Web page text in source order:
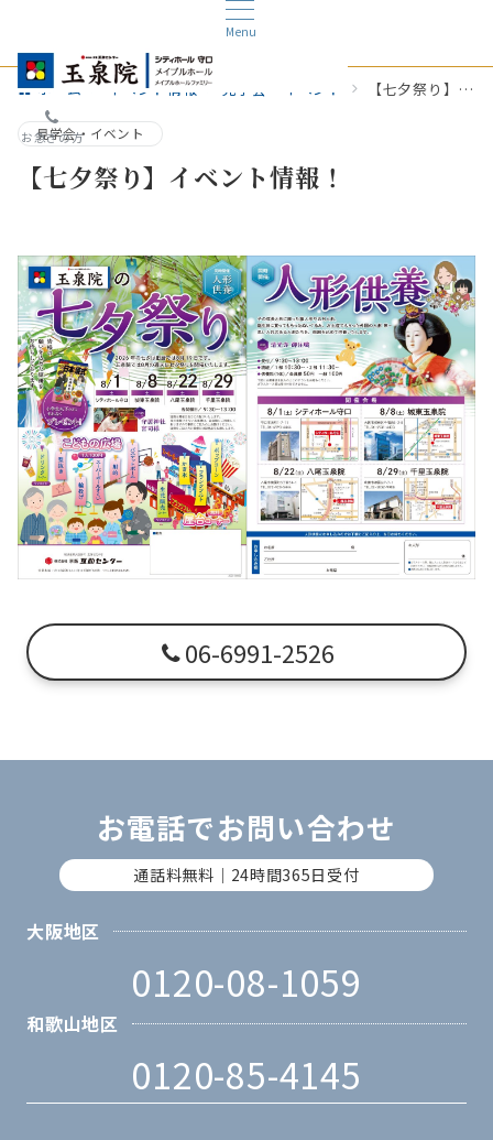
Menu
お急ぎの方
ホーム イベント情報 見学会・イベント 【七夕祭り】イベント情報！
見学会・イベント
【七夕祭り】イベント情報！
06-6991-2526
お電話でお問い合わせ
通話料無料｜24時間365日受付
大阪地区
0120-08-1059
和歌山地区
0120-85-4145